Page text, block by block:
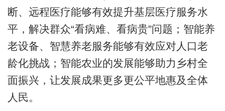
断、远程医疗能够有效提升基层医疗服务水
平，解决群众“看病难、看病贵”问题；智能养
老设备、智慧养老服务能够有效应对人口老
龄化挑战；智能农业的发展能够助力乡村全
面振兴，让发展成果更多更公平地惠及全体
人民。